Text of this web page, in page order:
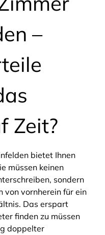
–
Zeit?
bietet Ihnen
müssen keinen
sondern
von vornherein für ein
Das erspart
finden zu müssen
doppelter